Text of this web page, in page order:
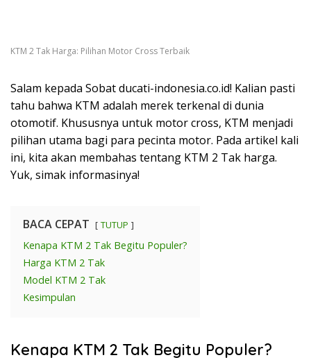
KTM 2 Tak Harga: Pilihan Motor Cross Terbaik
Salam kepada Sobat ducati-indonesia.co.id! Kalian pasti
tahu bahwa KTM adalah merek terkenal di dunia
otomotif. Khususnya untuk motor cross, KTM menjadi
pilihan utama bagi para pecinta motor. Pada artikel kali
ini, kita akan membahas tentang KTM 2 Tak harga.
Yuk, simak informasinya!
BACA CEPAT TUTUP
Kenapa KTM 2 Tak Begitu Populer?
Harga KTM 2 Tak
Model KTM 2 Tak
Kesimpulan
Kenapa KTM 2 Tak Begitu Populer?